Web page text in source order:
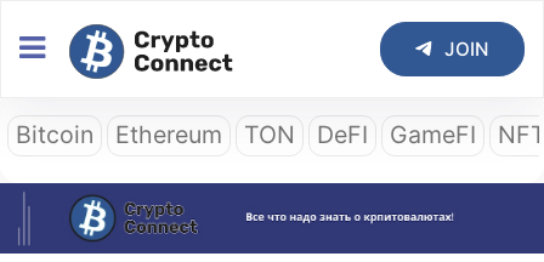
JOIN
Bitcoin Ethereum TON DeFI GameFI